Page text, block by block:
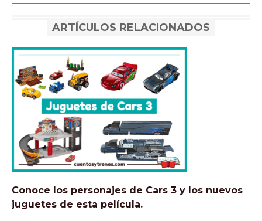
ARTÍCULOS RELACIONADOS
Conoce los personajes de Cars 3 y los nuevos
juguetes de esta película.